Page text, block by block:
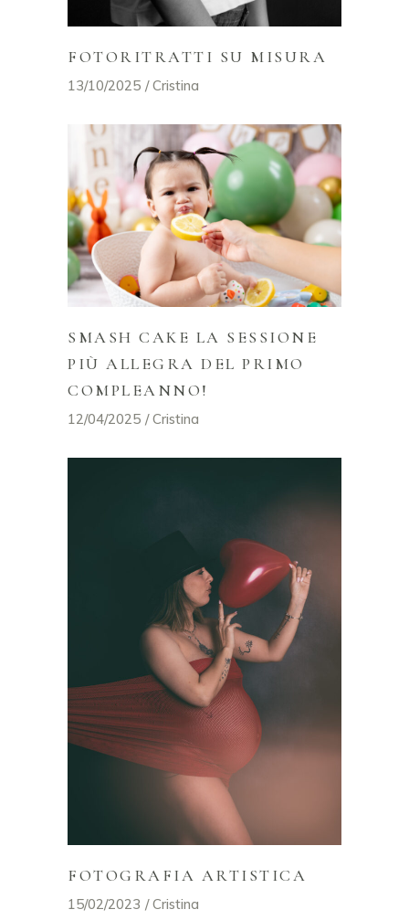
FOTORITRATTI SU MISURA
13/10/2025 Cristina
SMASH CAKE LA SESSIONE
PIÙ ALLEGRA DEL PRIMO
COMPLEANNO!
12/04/2025 Cristina
FOTOGRAFIA ARTISTICA
15/02/2023 Cristina